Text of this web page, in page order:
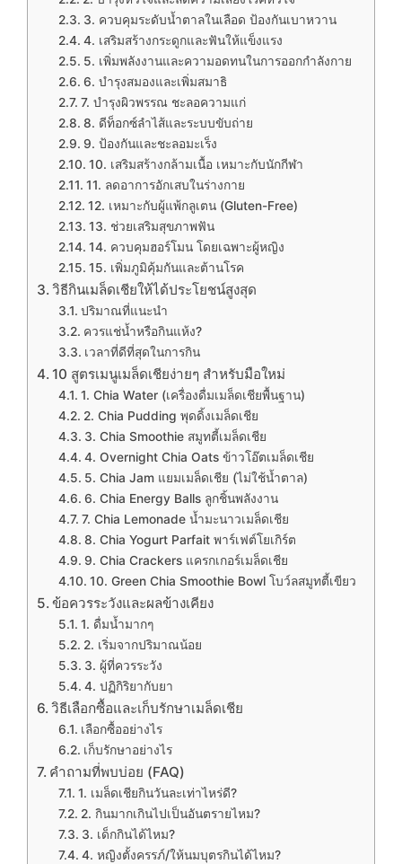
3. ควบคุมระดับน้ำตาลในเลือด ป้องกันเบาหวาน
4. เสริมสร้างกระดูกและฟันให้แข็งแรง
5. เพิ่มพลังงานและความอดทนในการออกกำลังกาย
6. บำรุงสมองและเพิ่มสมาธิ
7. บำรุงผิวพรรณ ชะลอความแก่
8. ดีท็อกซ์ลำไส้และระบบขับถ่าย
9. ป้องกันและชะลอมะเร็ง
10. เสริมสร้างกล้ามเนื้อ เหมาะกับนักกีฬา
11. ลดอาการอักเสบในร่างกาย
12. เหมาะกับผู้แพ้กลูเตน (Gluten-Free)
13. ช่วยเสริมสุขภาพฟัน
14. ควบคุมฮอร์โมน โดยเฉพาะผู้หญิง
15. เพิ่มภูมิคุ้มกันและต้านโรค
วิธีกินเมล็ดเชียให้ได้ประโยชน์สูงสุด
ปริมาณที่แนะนำ
ควรแช่น้ำหรือกินแห้ง?
เวลาที่ดีที่สุดในการกิน
10 สูตรเมนูเมล็ดเชียง่ายๆ สำหรับมือใหม่
1. Chia Water (เครื่องดื่มเมล็ดเชียพื้นฐาน)
2. Chia Pudding พุดดิ้งเมล็ดเชีย
3. Chia Smoothie สมูทตี้เมล็ดเชีย
4. Overnight Chia Oats ข้าวโอ๊ตเมล็ดเชีย
5. Chia Jam แยมเมล็ดเชีย (ไม่ใช้น้ำตาล)
6. Chia Energy Balls ลูกชิ้นพลังงาน
7. Chia Lemonade น้ำมะนาวเมล็ดเชีย
8. Chia Yogurt Parfait พาร์เฟต์โยเกิร์ต
9. Chia Crackers แครกเกอร์เมล็ดเชีย
10. Green Chia Smoothie Bowl โบว์ลสมูทตี้เขียว
ข้อควรระวังและผลข้างเคียง
1. ดื่มน้ำมากๆ
2. เริ่มจากปริมาณน้อย
3. ผู้ที่ควรระวัง
4. ปฏิกิริยากับยา
วิธีเลือกซื้อและเก็บรักษาเมล็ดเชีย
เลือกซื้ออย่างไร
เก็บรักษาอย่างไร
คำถามที่พบบ่อย (FAQ)
1. เมล็ดเชียกินวันละเท่าไหร่ดี?
2. กินมากเกินไปเป็นอันตรายไหม?
3. เด็กกินได้ไหม?
4. หญิงตั้งครรภ์/ให้นมบุตรกินได้ไหม?